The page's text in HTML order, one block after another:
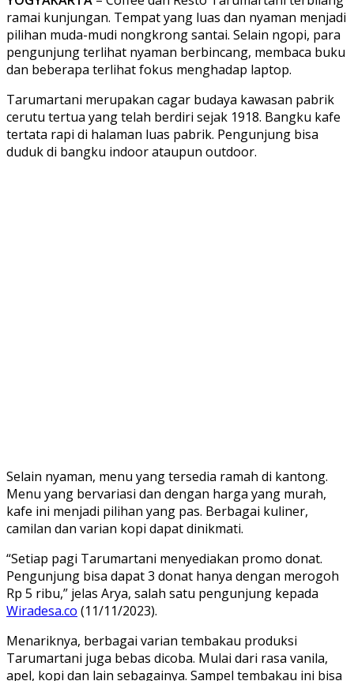
ramai kunjungan. Tempat yang luas dan nyaman menjadi
pilihan muda-mudi nongkrong santai. Selain ngopi, para
pengunjung terlihat nyaman berbincang, membaca buku
dan beberapa terlihat fokus menghadap laptop.
Tarumartani merupakan cagar budaya kawasan pabrik
cerutu tertua yang telah berdiri sejak 1918. Bangku kafe
tertata rapi di halaman luas pabrik. Pengunjung bisa
duduk di bangku indoor ataupun outdoor.
Selain nyaman, menu yang tersedia ramah di kantong.
Menu yang bervariasi dan dengan harga yang murah,
kafe ini menjadi pilihan yang pas. Berbagai kuliner,
camilan dan varian kopi dapat dinikmati.
“Setiap pagi Tarumartani menyediakan promo donat.
Pengunjung bisa dapat 3 donat hanya dengan merogoh
Rp 5 ribu,” jelas Arya, salah satu pengunjung kepada
Wiradesa.co (11/11/2023).
Menariknya, berbagai varian tembakau produksi
Tarumartani juga bebas dicoba. Mulai dari rasa vanila,
apel, kopi dan lain sebagainya. Sampel tembakau ini bisa